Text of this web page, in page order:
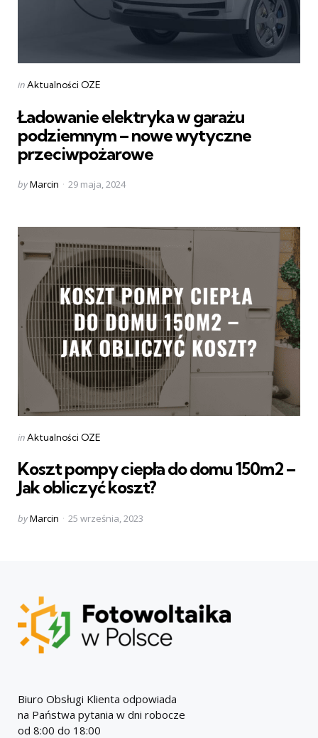
Categories
Posted
inAktualności OZE
Ładowanie elektryka w garażu
podziemnym – nowe wytyczne
przeciwpożarowe
Posted
byMarcin 29 maja, 2024
Categories
Posted
inAktualności OZE
Koszt pompy ciepła do domu 150m2 –
Jak obliczyć koszt?
Posted
byMarcin 25 września, 2023
Biuro Obsługi Klienta odpowiada
na Państwa pytania w dni robocze
od 8:00 do 18:00